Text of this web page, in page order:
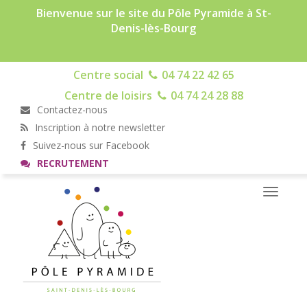
Bienvenue sur le site du Pôle Pyramide à St-
Denis-lès-Bourg
Centre social
04 74 22 42 65
Centre de loisirs
04 74 24 28 88
Contactez-nous
Inscription à notre newsletter
Suivez-nous sur Facebook
RECRUTEMENT
Toggle